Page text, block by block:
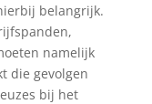
belangrijk.
namelijk
die gevolgen
bij het